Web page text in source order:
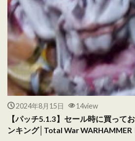
2024年8月15日 14view
【パッチ5.1.3】セール時に買って
ンキング│Total War WARHAMMER